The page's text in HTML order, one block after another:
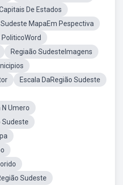
De Estados
Sudeste MapaEm Pespectiva
Regiaão SudesteImagens
Escala DaRegião Sudeste
Umero
Sudeste
Sudeste